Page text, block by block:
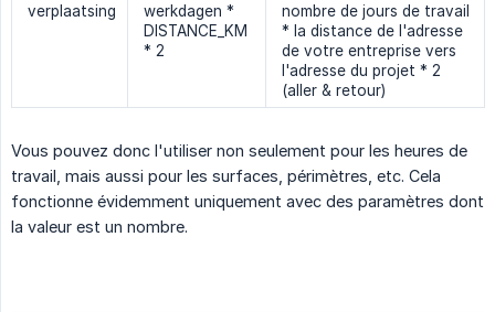
verplaatsing
werkdagen *
DISTANCE_KM
* 2
nombre de jours de travail
* la distance de l'adresse
de votre entreprise vers
l'adresse du projet * 2
(aller & retour)
Vous pouvez donc l'utiliser non seulement pour les heures de
travail, mais aussi pour les surfaces, périmètres, etc. Cela
fonctionne évidemment uniquement avec des paramètres dont
la valeur est un nombre.